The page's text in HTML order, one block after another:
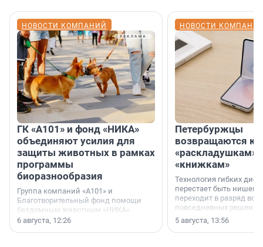
НОВОСТИ КОМПАНИЙ
ГК «А101» и фонд «НИКА»
объединяют усилия для
защиты животных в рамках
программы
биоразнообразия
Группа компаний «А101» и
Благотворительный фонд помощи
бездомным животным «НИКА»
заключили соглашение о
6 августа, 12:26
НОВОСТИ
Петербуржцы
возвращаются к
«раскладушкам»
«книжкам»
Технология гибких
перестает быть
переходит в разряд
повседневных
5 августа, 13:56